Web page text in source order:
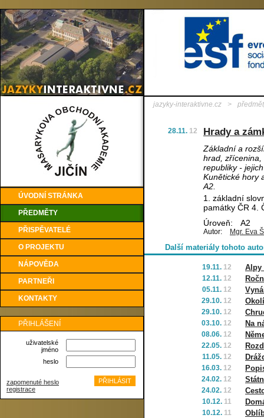
ÚVODNÍ STRÁNKA
PŘEDMĚTY
PŘISPĚVATELÉ
O PROJEKTU
NÁPOVĚDA
PARTNEŘI
KONTAKTY
PŘIHLÁŠENÍ
uživatelské
jméno
heslo
zapomenuté heslo
registrace
jazyky-interaktivne.cz >
28.11. 12 Hrady a
Základní a
hrad, zřícenina,
republiky -
Kunětické hory
A2.
1. základní
památky ČR 4.
Úroveň:
A2
Autor: Mgr. Eva
Další materiály tohoto
19.11. 12 Alpy
12.11. 12
05.11. 12
29.10. 12
29.10. 12
03.10. 12 Na
08.06. 12
22.05. 12
11.05. 12
16.03. 12
24.02. 12
24.02. 12
10.12. 11
10.12. 11